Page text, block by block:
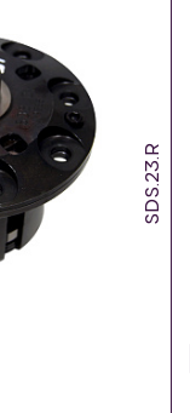
SDS.23.R